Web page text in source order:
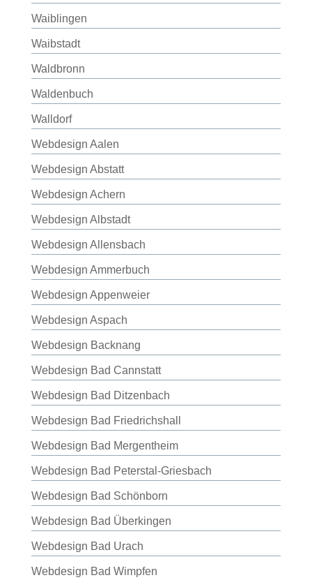
Waiblingen
Waibstadt
Waldbronn
Waldenbuch
Walldorf
Webdesign Aalen
Webdesign Abstatt
Webdesign Achern
Webdesign Albstadt
Webdesign Allensbach
Webdesign Ammerbuch
Webdesign Appenweier
Webdesign Aspach
Webdesign Backnang
Webdesign Bad Cannstatt
Webdesign Bad Ditzenbach
Webdesign Bad Friedrichshall
Webdesign Bad Mergentheim
Webdesign Bad Peterstal-Griesbach
Webdesign Bad Schönborn
Webdesign Bad Überkingen
Webdesign Bad Urach
Webdesign Bad Wimpfen